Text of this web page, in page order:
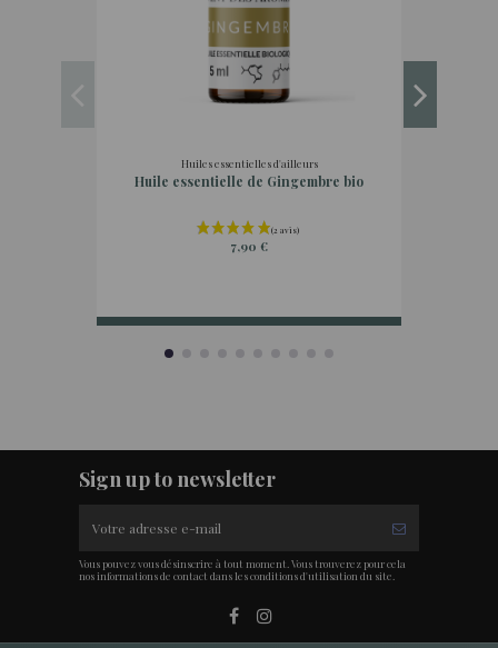
Huiles essentielles d'ailleurs
Huile essentielle de Gingembre bio
7,90 €
Sign up to newsletter
Vous pouvez vous désinscrire à tout moment. Vous trouverez pour cela
nos informations de contact dans les conditions d'utilisation du site.